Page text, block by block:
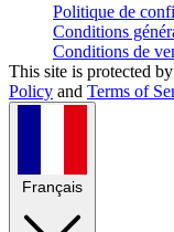
Politique de
Conditions
Conditions de
This site is protected
Policy and Terms of
Français